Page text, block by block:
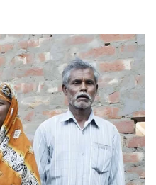
में
बहुत बड़ा